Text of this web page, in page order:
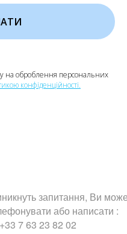
на оброблення персональних
конфіденційності.
запитання, Ви
або написати :
+33 7 63 23 82 02